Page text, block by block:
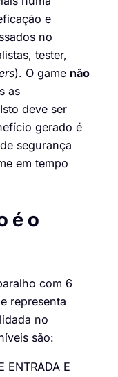
e
no
tester,
). O game não
as
deve ser
gerado é
segurança
em tempo
é o
com 6
representa
no
são:
ENTRADA E